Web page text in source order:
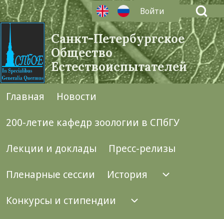
Close search
Search
Open Search
User account menu
Войти
Санкт-Петербургское
Общество
Естествоиспытателей
Main navigation
Главная
Новости
200-летие кафедр зоологии в СПбГУ
Лекции и доклады
Пресс-релизы
Пленарные сессии
История
Конкурсы и стипендии